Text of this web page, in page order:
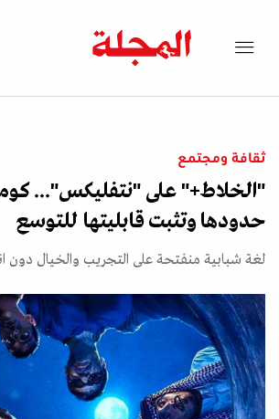
ثقافة ومجتمع
"الخلاط+" على "نتفليكس"...
حدودها وتثبت قابليتها للتوسع
لغة شبابية منفتحة على التجريب والخيال دون